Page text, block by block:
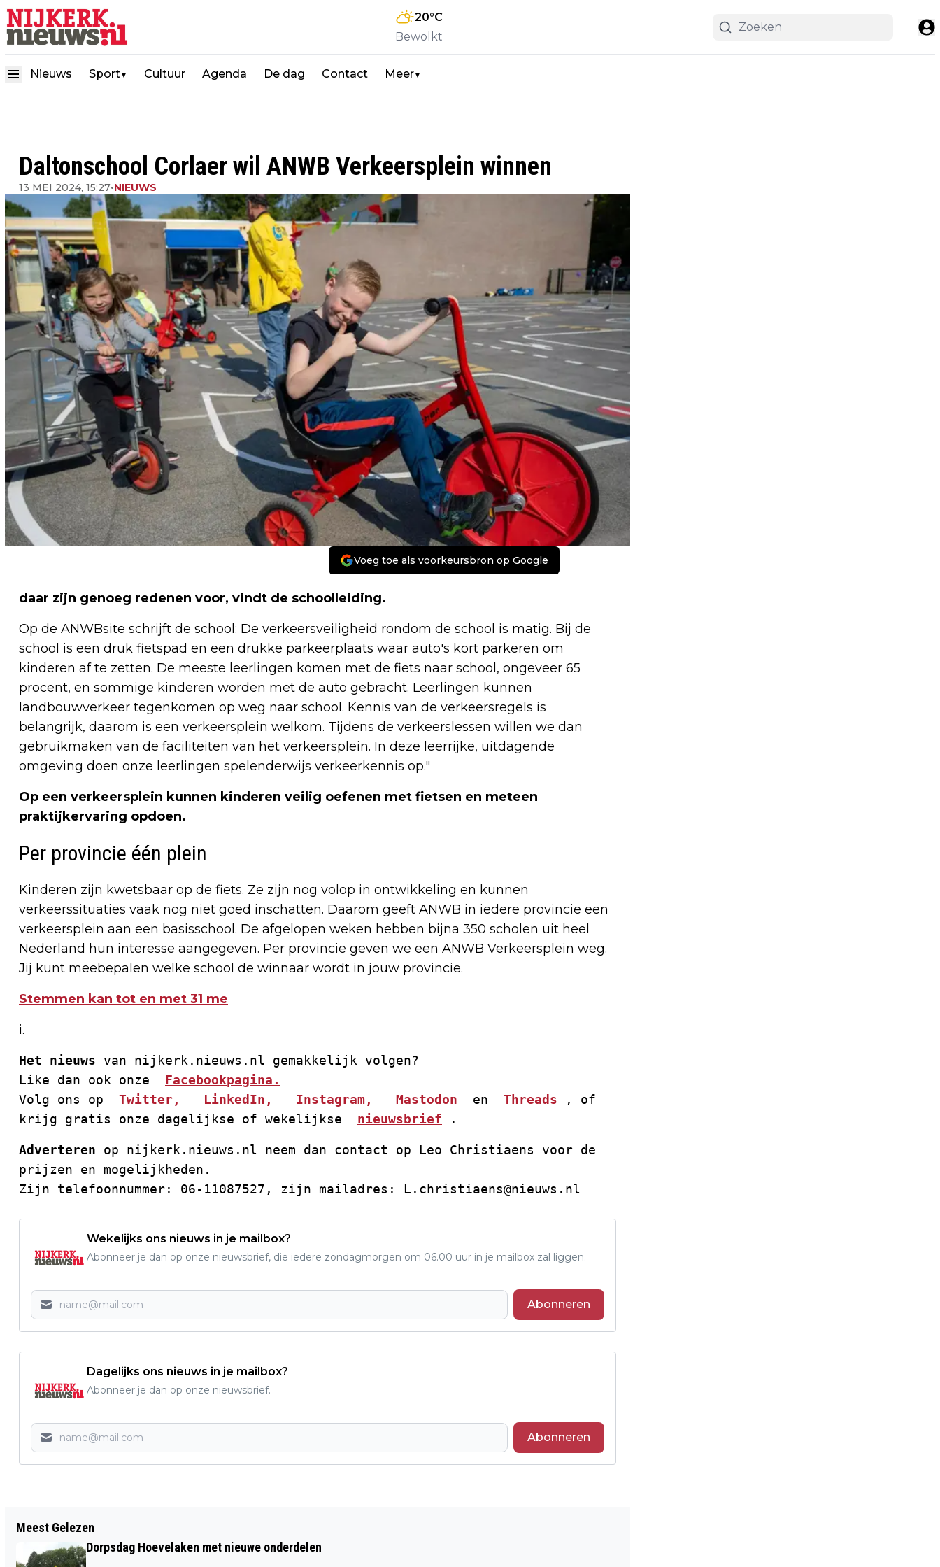
20°C
Bewolkt
Nieuws Sport▼ Cultuur Agenda De dag Contact Meer▼
Daltonschool Corlaer wil ANWB Verkeersplein winnen
13 MEI 2024, 15:27•NIEUWS
Voeg toe als voorkeursbron op Google
daar zijn genoeg redenen voor, vindt de schoolleiding.
Op de ANWBsite schrijft de school: De verkeersveiligheid rondom de school is matig. Bij de
school is een druk fietspad en een drukke parkeerplaats waar auto's kort parkeren om
kinderen af te zetten. De meeste leerlingen komen met de fiets naar school, ongeveer 65
procent, en sommige kinderen worden met de auto gebracht. Leerlingen kunnen
landbouwverkeer tegenkomen op weg naar school. Kennis van de verkeersregels is
belangrijk, daarom is een verkeersplein welkom. Tijdens de verkeerslessen willen we dan
gebruikmaken van de faciliteiten van het verkeersplein. In deze leerrijke, uitdagende
omgeving doen onze leerlingen spelenderwijs verkeerkennis op."
Op een verkeersplein kunnen kinderen veilig oefenen met fietsen en meteen
praktijkervaring opdoen.
Per provincie één plein
Kinderen zijn kwetsbaar op de fiets. Ze zijn nog volop in ontwikkeling en kunnen
verkeerssituaties vaak nog niet goed inschatten. Daarom geeft ANWB in iedere provincie een
verkeersplein aan een basisschool. De afgelopen weken hebben bijna 350 scholen uit heel
Nederland hun interesse aangegeven. Per provincie geven we een ANWB Verkeersplein weg.
Jij kunt meebepalen welke school de winnaar wordt in jouw provincie.
Stemmen kan tot en met 31 me
i.
Het nieuws van nijkerk.nieuws.nl gemakkelijk volgen?
Like dan ook onze Facebookpagina.
Volg ons op Twitter, LinkedIn, Instagram, Mastodon
  en
Threads , of
krijg gratis onze dagelijkse of wekelijkse nieuwsbrief .
Adverteren op nijkerk.nieuws.nl neem dan contact op Leo Christiaens voor de
prijzen en mogelijkheden.
Zijn telefoonnummer: 06-11087527, zijn mailadres: L.christiaens@nieuws.nl
Wekelijks ons nieuws in je mailbox?
Abonneer je dan op onze nieuwsbrief, die iedere zondagmorgen om 06.00 uur in je mailbox zal liggen.
Abonneren
Dagelijks ons nieuws in je mailbox?
Abonneer je dan op onze nieuwsbrief.
Abonneren
DENK MEE OVER DE HUISKAMER VAN DE
STAD
Meest Gelezen
Dorpsdag Hoevelaken met nieuwe onderdelen